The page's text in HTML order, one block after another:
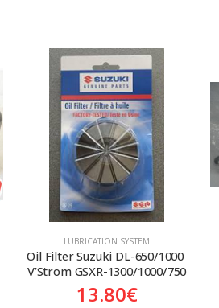
LUBRICATION SYSTEM
Oil Filter Suzuki DL-650/1000
V’Strom GSXR-1300/1000/750
13.80€